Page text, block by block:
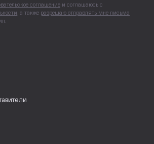
соглашение и соглашаюсь с
, а также разрешаю отправлять мне письма